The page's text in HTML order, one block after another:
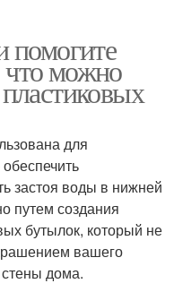
помогите
можно
для
застоя воды в нижней
путем создания
бутылок, который не
вашего
дома.